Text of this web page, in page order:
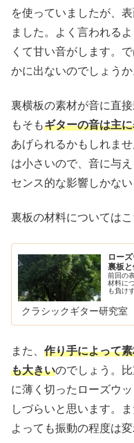
を使っていましたが、
ました。よく言われる
くて甘い音がします。
かに出ないのでしょうか
裏横板の素材が音に直
もそもギターの音は主
あげられるかもしれま
は小さいので、音に与
センス的な影響しかない
裏板の材料については
ロー
裏板
前回の
材料に
も負け
以下の
クラシックギター研究室
また、 作り手によって
も大きいのでしょう。
に薄く切ったローズウ
しづらいと思います。
よっても振動の程度は変